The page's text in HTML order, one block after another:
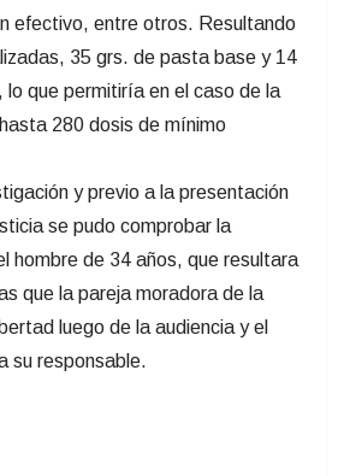
efectivo, entre otros. Resultando
35 grs. de pasta base y 14
lo que permitiría en el caso de la
280 dosis de mínimo
y previo a la presentación
se pudo comprobar la
hombre de 34 años, que resultara
que la pareja moradora de la
luego de la audiencia y el
su responsable.